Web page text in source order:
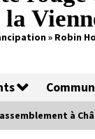
» Robin
à